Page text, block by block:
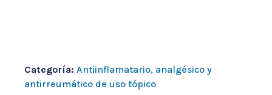
Categoría: Antiinflamatario, analgésico y
antirreumático de uso tópico